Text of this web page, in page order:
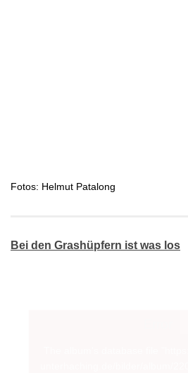
Fotos: Helmut Patalong
Bei den Grashüpfern ist was los